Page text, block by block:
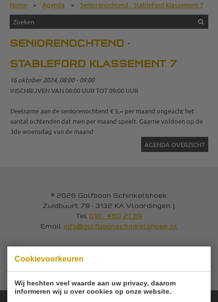
Cookievoorkeuren
Wij hechten veel waarde aan uw privacy, daarom
informeren wij u over cookies op onze website.
Home » Agenda » Seniorenochtend - Stableford klassement 7
SENIORENOCHTEND -
STABLEFORD KLASSEMENT 7
16 oktober 2024, 08:00 - 09:00
INSCHRIJVEN VAN 08:00 UUR TOT 09:00 UUR
Deelname aan de seniorenochtend € 5,= per maand ongeacht het
aantal ochtenden dat men per maand speelt. Gaarne voldoen op de
3de woensdag van de maand
AGENDA OVERZICHT
© 2026 Golfbaan Schinkelshoek
Zuidbuurt 79 - 3132 KA Vlaardingen |
Tel 010 - 460 21 39
Email info@golfbaanschinkelshoek.nl